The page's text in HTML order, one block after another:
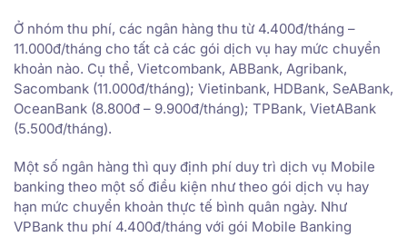
Ở nhóm thu phí, các ngân hàng thu từ 4.400đ/tháng –
11.000đ/tháng cho tất cả các gói dịch vụ hay mức chuyển
khoản nào. Cụ thể, Vietcombank, ABBank, Agribank,
Sacombank (11.000đ/tháng); Vietinbank, HDBank, SeABank,
OceanBank (8.800đ – 9.900đ/tháng); TPBank, VietABank
(5.500đ/tháng).
Một số ngân hàng thì quy định phí duy trì dịch vụ Mobile
banking theo một số điều kiện như theo gói dịch vụ hay
hạn mức chuyển khoản thực tế bình quân ngày. Như
VPBank thu phí 4.400đ/tháng với gói Mobile Banking